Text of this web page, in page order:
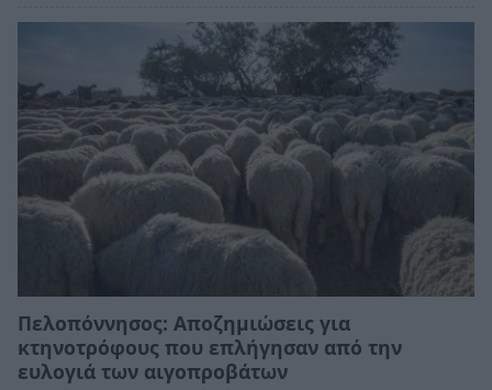
Πελοπόννησος: Αποζημιώσεις για
κτηνοτρόφους που επλήγησαν από την
ευλογιά των αιγοπροβάτων